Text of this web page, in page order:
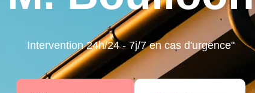
Intervention 24h/24 - 7j/7 en cas d'urgence"